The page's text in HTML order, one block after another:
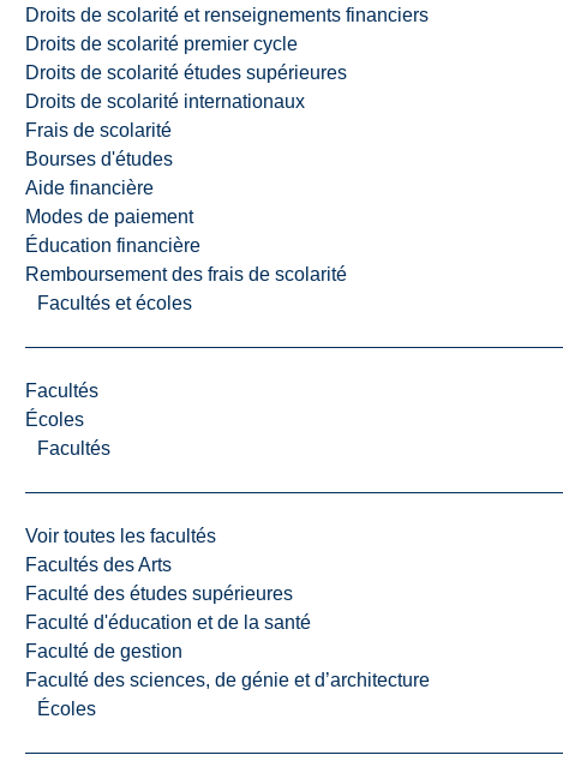
Droits de scolarité et renseignements financiers
Droits de scolarité premier cycle
Droits de scolarité études supérieures
Droits de scolarité internationaux
Frais de scolarité
Bourses d'études
Aide financière
Modes de paiement
Éducation financière
Remboursement des frais de scolarité
Facultés et écoles
Facultés
Écoles
Facultés
Voir toutes les facultés
Facultés des Arts
Faculté des études supérieures
Faculté d'éducation et de la santé
Faculté de gestion
Faculté des sciences, de génie et d’architecture
Écoles